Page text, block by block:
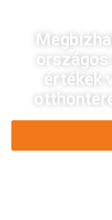
értékek